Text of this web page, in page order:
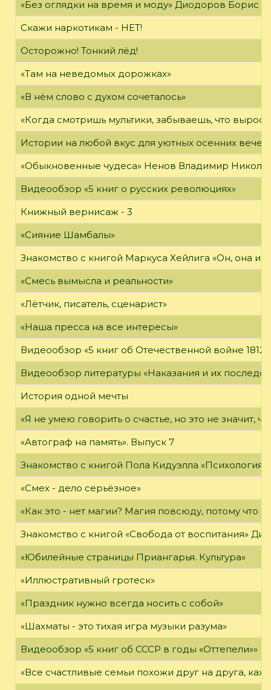
«Без оглядки на время и моду» Диодоров Борис
Скажи наркотикам - НЕТ!
Осторожно! Тонкий лёд!
«Там на неведомых дорожках»
«В нём слово с духом сочеталось»
«Когда смотришь мультики, забываешь, что вырос»
Истории на любой вкус для уютных осенних
«Обыкновенные чудеса» Ненов Владимир
Видеообзор «5 книг о русских революциях»
Книжный вернисаж - 3
«Сияние Шамбалы»
Знакомство с книгой Маркуса Хейлига «Он, она и
«Смесь вымысла и реальности»
«Лётчик, писатель, сценарист»
«Наша пресса на все интересы»
Видеообзор «5 книг об Отечественной войне 1812
Видеообзор литературы «Наказания и их
История одной мечты
«Я не умею говорить о счастье, но это не значит,
«Автограф на память». Выпуск 7
Знакомство с книгой Пола Кидуэлла «Психология
«Смех - дело серьёзное»
«Как это - нет магии? Магия повсюду, потому что
Знакомство с книгой «Свобода от воспитания»
«Юбилейные страницы Приангарья. Культура»
«Иллюстративный гротеск»
«Праздник нужно всегда носить с собой»
«Шахматы - это тихая игра музыки разума»
Видеообзор «5 книг об СССР в годы «Оттепели»»
«Все счастливые семьи похожи друг на друга,